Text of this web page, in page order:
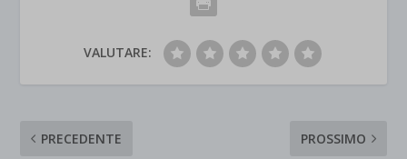
VALUTARE:
PRECEDENTE PROSSIMO